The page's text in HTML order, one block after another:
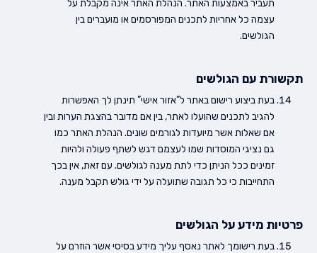
תעביר באמצעות האתר. הנהלת האתר אינה מקבלת על
עצמה כל אחריות לתכנים המפורסמים או מועברים בין
הגולשים.
תקשורת עם הגולשים
בעת ביצוע רישום באתר ל”אזור אישי” תינתן לך האפשרות
להגיב לתכנים שהועלו לאתר, בין אם מדובר בהצגת הערות ובין
אם שאלות אשר מיועדות לגורמים שונים. הנהלת האתר כמו
גם נציגי המוסדות שמו לעצמם דגש לשתף פעולה ולהיות
זמינים ככל הניתן כדי לתת מענה לגולשים. עם זאת, אין בכך
התחייבות כי כל תגובה שתועלה על ידי גולש תקבל מענה.
פרטיות מידע על הגולשים
בעת רישומך לאתר נאסף עליך מידע בסיסי אשר הוזרם על